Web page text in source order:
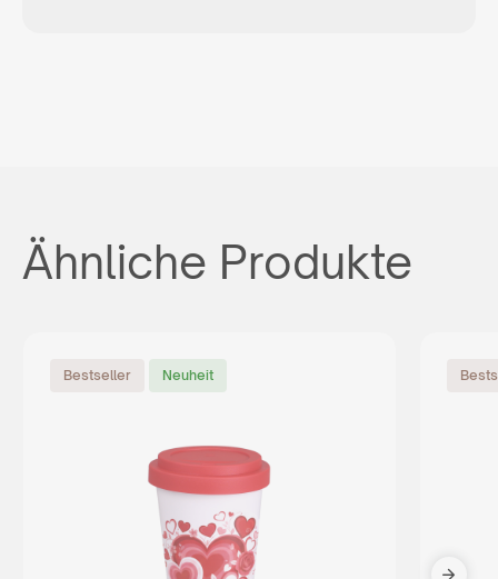
Ähnliche Produkte
Bestseller Neuheit